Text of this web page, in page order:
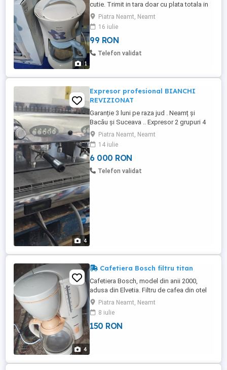
1
cutie. Trimit in tara doar cu plata totala in
cont bancar. NU TRIMIT CU RAMBURS.
Transport curier 18ron.
Piatra Neamt, Neamt
16 iulie
99 RON
Telefon validat
4
Expresor profesional BIANCHI
REVIZIONAT
Garanție 3 luni pe raza jud . Neamț și
Bacău și Suceava .. Expresor 2 grupuri 4
cafele simultan Bianchi sofia REVIZIONAT.
Contorizat din fabrica. Pompa plus
presostat schimbate , decalcifiere totala.
Detalii la telefon.
Piatra Neamt, Neamt
14 iulie
6 000 RON
Telefon validat
4
Cafetiera Bosch filtru titan
Cafetiera Bosch, model din anii 2000,
adusa din Elvetia. Filtru de cafea din otel
inoxidabil cu acoperire de titan aurie,
Nerfolosita, perfect functionala.
Piatra Neamt, Neamt
8 iulie
150 RON